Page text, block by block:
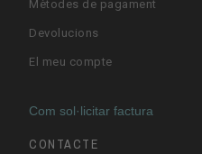
Mètodes de pagament
Devolucions
El meu compte
Com sol·licitar factura
CONTACTE